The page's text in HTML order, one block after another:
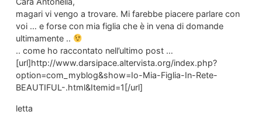
magari vi vengo a trovare. Mi farebbe piacere parlare con
voi … e forse con mia figlia che è in vena di domande
ultimamente ..
.. come ho raccontato nell’ultimo post …
[url]http://www.darsipace.altervista.org/index.php?
option=com_myblog&show=Io-Mia-Figlia-In-Rete-
BEAUTIFUL-.html&Itemid=1[/url]
letta